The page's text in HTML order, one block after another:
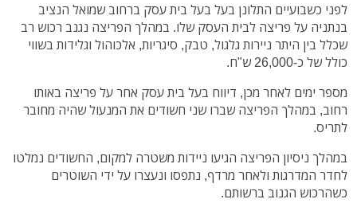
לפני כשבועיים התלונן בעל בעל בית עסק ברחוב שמואל הנציב
בנתניה על פריצה לבית העסק שלו. במהלך הפריצה נגנב רכוש רב
שכלל בין היתר ניירות גלגול, טבק, סיגריות, אלכוהול וגלידות בשווי
כולל של כ-26,000 ש"ח.
מספר ימים לאחר מכן, דיווח בעל בית עסק אחר על פריצה באותו
רחוב, במהלך הפריצה שברו שני חשודים את המנעול שהיה מחובר
לתריס.
במהלך ניסיון הפריצה הגיעו ניידות משטרה למקום, החשודים נמלטו
לחדר המדרגות ולאחר מרדף, נתפסו ונעצרו על ידי השוטרים
כשהרכוש הגנוב ברשותם.